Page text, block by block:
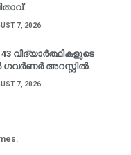
7, 2026
വിദ്യാർത്ഥികളുടെ
ഗവർണർ അറസ്റ്റിൽ.
7, 2026
.